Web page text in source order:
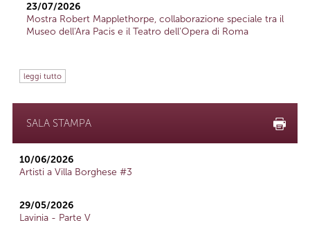
23/07/2026
Mostra Robert Mapplethorpe, collaborazione speciale tra il
Museo dell'Ara Pacis e il Teatro dell'Opera di Roma
leggi tutto
SALA STAMPA
10/06/2026
Artisti a Villa Borghese #3
29/05/2026
Lavinia - Parte V